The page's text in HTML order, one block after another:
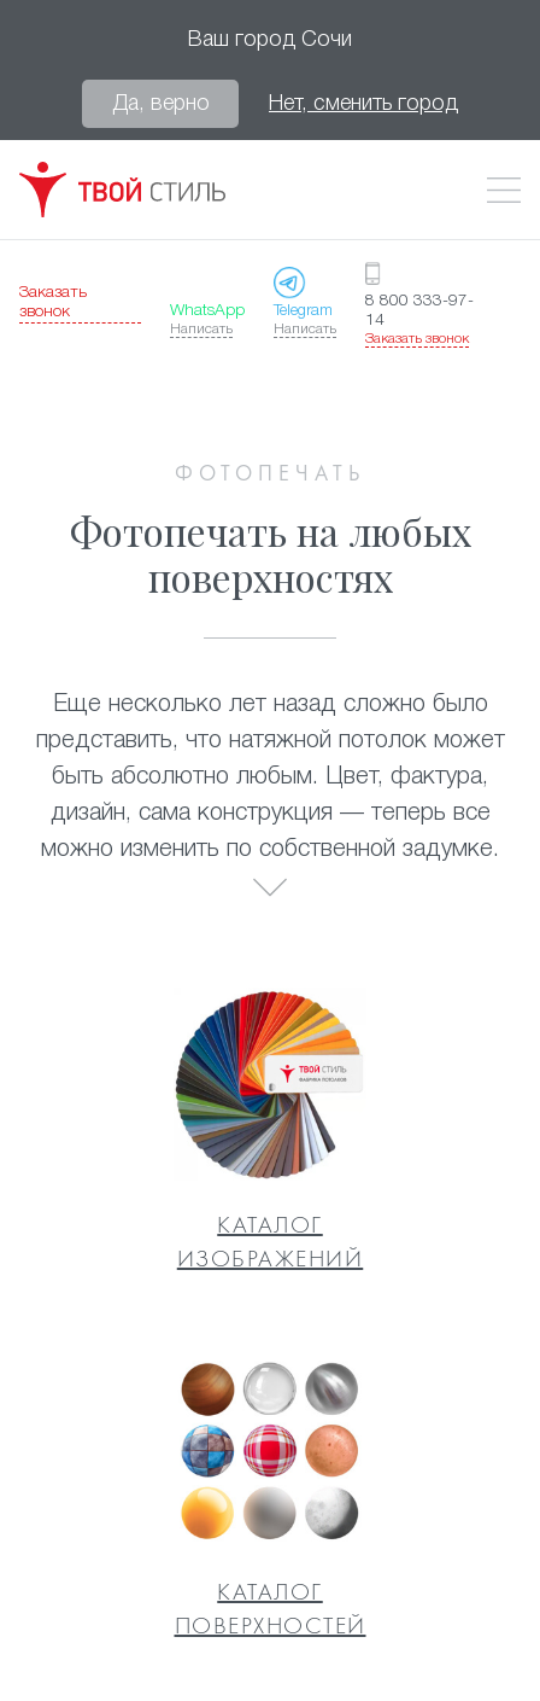
Ваш город Сочи
Да, верно Нет, сменить город
Заказать
звонок
WhatsApp
Написать
Telegram
Написать
8 800 333-97-
14
Заказать звонок
ФОТОПЕЧАТЬ
Фотопечать на любых
поверхностях
Еще несколько лет назад сложно было
представить, что натяжной потолок может
быть абсолютно любым. Цвет, фактура,
дизайн, сама конструкция — теперь все
можно изменить по собственной задумке.
КАТАЛОГ
ИЗОБРАЖЕНИЙ
КАТАЛОГ
ПОВЕРХНОСТЕЙ